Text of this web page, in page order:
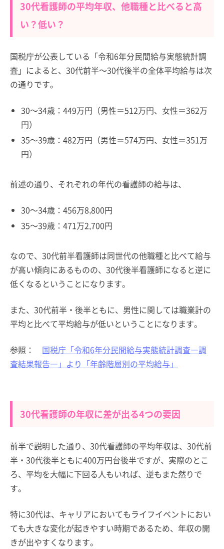
30代看護師の平均年収、他職種と比べると高
い？低い？
国税庁が公表している「令和6年分民間給与実態統計調
査」によると、30代前半～30代後半の全体平均給与は次
の通りです。
30～34歳：449万円（男性＝512万円、女性＝362万
円）
35～39歳：482万円（男性＝574万円、女性＝351万
円）
前述の通り、それぞれの年代の看護師の給与は、
30～34歳：456万8,800円
35～39歳：471万2,700円
なので、30代前半看護師は同世代の他職種と比べて給与
が高い傾向にあるものの、30代後半看護師になると逆に
低くなるということになります。
また、30代前半・後半ともに、男性に関しては職業計の
平均と比べて平均給与が低いということになります。
参照： 国税庁「令和6年分民間給与実態統計調査―調
査結果報告―」より「年齢階層別の平均給与」
30代看護師の年収に差が出る4つの要因
前半で説明した通り、30代看護師の平均年収は、30代前
半・30代後半ともに400万円台後半ですが、実際のとこ
ろ、平均を大幅に下回る人もいれば、逆もまた然りで
す。
特に30代は、キャリアにおいてもライフイベントにおい
ても大きな変化が起きやすい時期であるため、年収の開
きが出やすくなります。